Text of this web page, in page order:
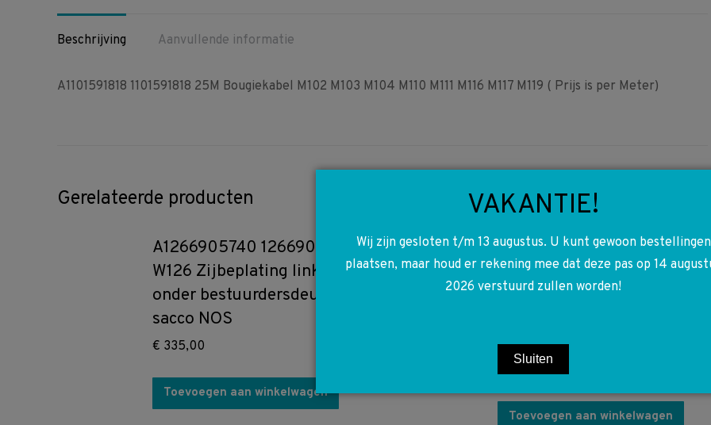
Beschrijving
Aanvullende informatie
A1101591818 1101591818 25M Bougiekabel M102 M103 M104 M110 M111 M116 M117 M119 ( Prijs is per Meter)
Gerelateerde producten
A1266905740 1266905740
W126 Zijbeplating links
onder bestuurdersdeur
sacco NOS
€ 335,00
Toevoegen aan winkelwagen
A1029900810 1029900810
W124 W126 W201 W202
W208 W210 R170 M102
bout M12X102
€50,00
Toevoegen aan winkelwagen
VAKANTIE!
Wij zijn gesloten t/m 13 augustus. U kunt gewoon bestellingen
plaatsen, maar houd er rekening mee dat deze pas op 14
2026 verstuurd zullen worden!
Sluiten